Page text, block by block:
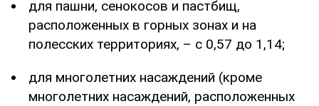
для пашни, сенокосов и пастбищ,
расположенных в горных зонах и на
полесских территориях, – с 0,57 до 1,14;
для многолетних насаждений (кроме
многолетних насаждений, расположенных